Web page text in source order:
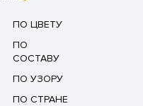
ПО ЦВЕТУ
ПО
СОСТАВУ
ПО УЗОРУ
ПО СТРАНЕ